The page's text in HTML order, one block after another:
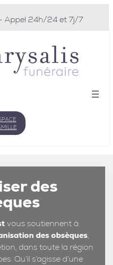
Appel 24h/24 et 7j/7
des
vous soutiennent à
des obsèques,
dans toute la région
Qu’il s’agisse d’une